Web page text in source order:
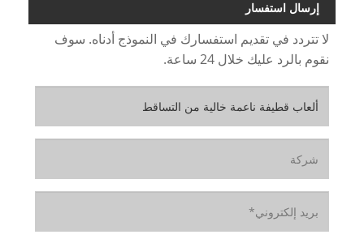
إرسال استفسار
لا تتردد في تقديم استفسارك في النموذج أدناه. سوف
نقوم بالرد عليك خلال 24 ساعة.